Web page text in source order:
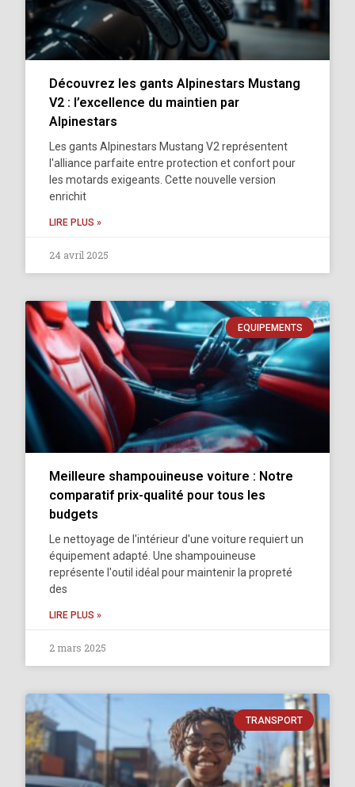
Découvrez les gants Alpinestars Mustang
V2 : l’excellence du maintien par
Alpinestars
Les gants Alpinestars Mustang V2 représentent
l'alliance parfaite entre protection et confort pour
les motards exigeants. Cette nouvelle version
enrichit
LIRE PLUS »
24 avril 2025
EQUIPEMENTS
Meilleure shampouineuse voiture : Notre
comparatif prix-qualité pour tous les
budgets
Le nettoyage de l'intérieur d'une voiture requiert un
équipement adapté. Une shampouineuse
représente l'outil idéal pour maintenir la propreté
des
LIRE PLUS »
2 mars 2025
TRANSPORT